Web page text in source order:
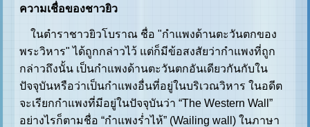
ความเชื่อของชาวยิว
ในตำราชาวยิวโบราณ ชื่อ "กำแพงด้านตะวันตกของ
พระวิหาร" ได้ถูกกล่าวไว้ แต่ก็มีข้อสงสัยว่ากำแพงที่ถูก
กล่าวถึงนั้น เป็นกำแพงด้านตะวันตกอันเดียวกันกับใน
ปัจจุบันหรือว่าเป็นกำแพงอื่นที่อยู่ในบริเวณวิหาร ในอดีต
จะเรียกกำแพงที่มีอยู่ในปัจจุบันว่า “The Western Wall”
อย่างไรก็ตามชื่อ “กำแพงร่ำไห้” (Wailing wall) ในภาษา